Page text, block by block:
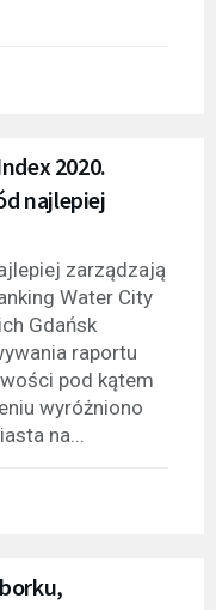
2020.
najlepiej
zarządzają
Water City
Gdańsk
raportu
pod kątem
wyróżniono
na...